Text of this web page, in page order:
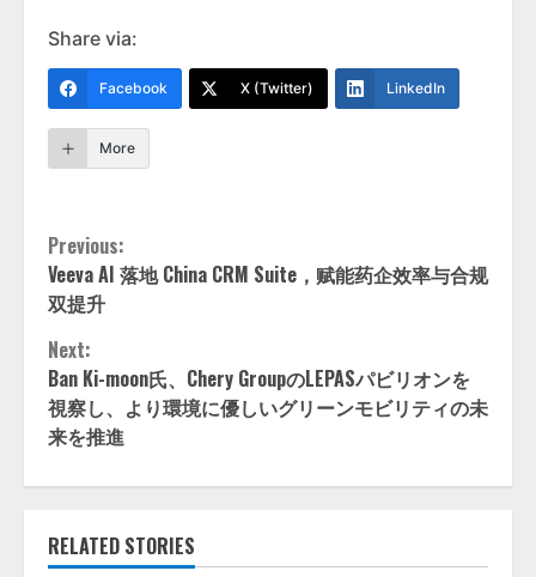
Share via:
Facebook X (Twitter) LinkedIn
More
Continue
Reading
Previous:
Veeva AI 落地 China CRM Suite，赋能药企效率与合规
双提升
Next:
Ban Ki-moon氏、Chery GroupのLEPASパビリオンを
視察し、より環境に優しいグリーンモビリティの未
来を推進
RELATED STORIES